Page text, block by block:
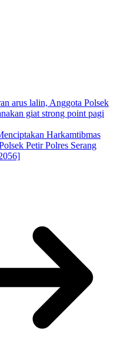
arus lalin, Anggota Polsek
giat strong point pagi
Harkamtibmas
Petir Polres Serang